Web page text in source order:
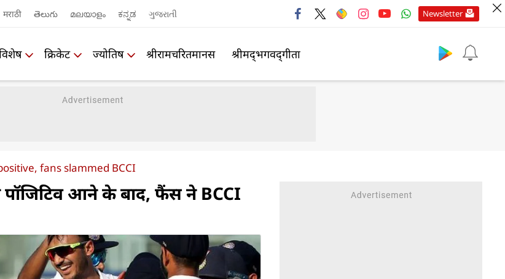
मराठी తెలుగు മലയാളം ಕನ್ನಡ ગુજરાતી Newsletter
क्रिकेट ज्योतिष श्रीरामचरितमानस श्रीमद्‍भगवद्‍गीता
fans slammed BCCI
पॉजिटिव आने के बाद, फैंस ने BCCI